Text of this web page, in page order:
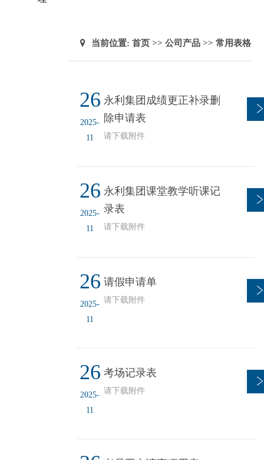
当前位置: 首页>> 公司产品>> 常用表格
26
2025-
11
永利集团成绩更正补录删
除申请表
请下载附件
26
2025-
11
永利集团课堂教学听课记
录表
请下载附件
26
2025-
11
请假申请单
请下载附件
26
2025-
11
考场记录表
请下载附件